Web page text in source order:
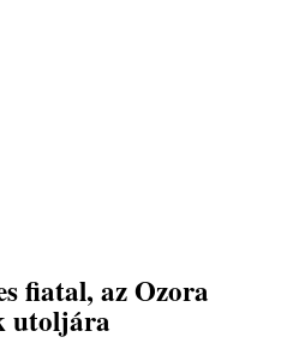
fiatal, az Ozora
utoljára